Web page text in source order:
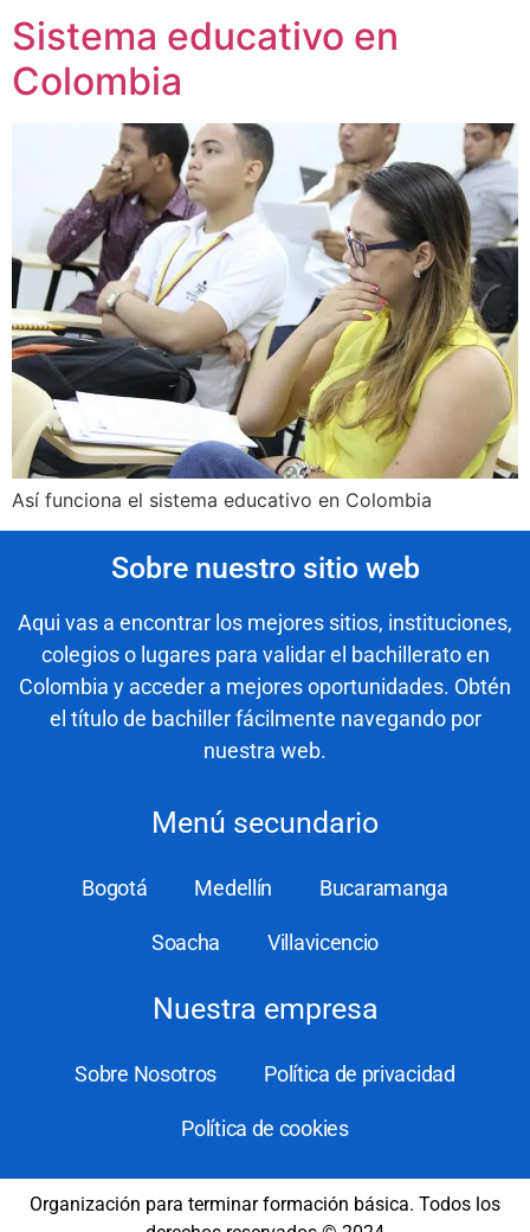
Sistema educativo en
Colombia
Así funciona el sistema educativo en Colombia
Sobre nuestro sitio web
Aqui vas a encontrar los mejores sitios, instituciones,
colegios o lugares para validar el bachillerato en
Colombia y acceder a mejores oportunidades. Obtén
el título de bachiller fácilmente navegando por
nuestra web.
Menú secundario
Bogotá Medellín Bucaramanga
Soacha Villavicencio
Nuestra empresa
Sobre Nosotros Política de privacidad
Política de cookies
Organización para terminar formación básica. Todos los